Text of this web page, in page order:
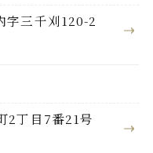
字三千刈120-2
2丁目7番21号